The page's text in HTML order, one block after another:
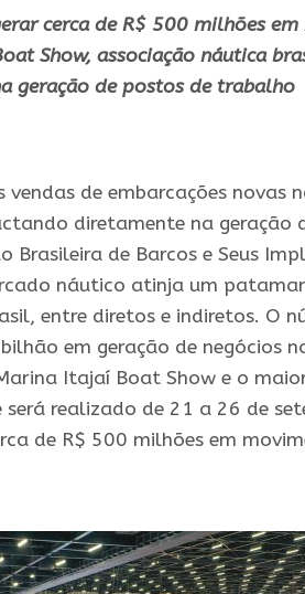
cerca de R$ 500 milhões
Show, associação náutica
geração de postos de trabalho
vendas de embarcações novas
diretamente na geração
Brasileira de Barcos e Seus
náutico atinja um
entre diretos e indiretos. O
em geração de negócios
Itajaí Boat Show e o
realizado de 21 a 26 de
de R$ 500 milhões em